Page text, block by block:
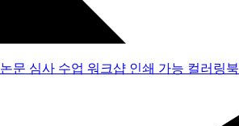
논문 심사 수업 워크샵 인쇄 가능 컬러링북